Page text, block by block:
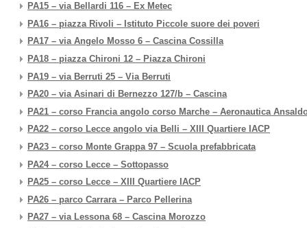
PA15 – via Bellardi 116 – Ex Metec
PA16 – piazza Rivoli – Istituto Piccole suore dei poveri
PA17 – via Angelo Mosso 6 – Cascina Cossilla
PA18 – piazza Chironi 12 – Piazza Chironi
PA19 – via Berruti 25 – Via Berruti
PA20 – via Asinari di Bernezzo 127/b – Cascina
PA21 – corso Francia angolo corso Marche – Aeronautica
PA22 – corso Lecce angolo via Belli – XIII Quartiere IACP
PA23 – corso Monte Grappa 97 – Scuola prefabbricata
PA24 – corso Lecce – Sottopasso
PA25 – corso Lecce – XIII Quartiere IACP
PA26 – parco Carrara – Parco Pellerina
PA27 – via Lessona 68 – Cascina Morozzo